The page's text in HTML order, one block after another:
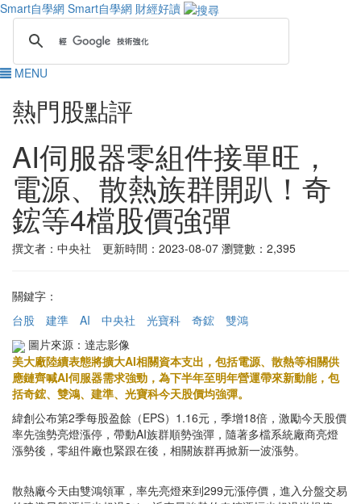
Smart自學網 Smart自學網 財經好讀
MENU
熱門股點評
AI伺服器零組件接單旺，
電源、散熱族群開趴！奇
鋐等4檔股價強彈
撰文者：中央社 更新時間：2023-08-07 瀏覽數：2,395
關鍵字：
台股
建準 AI 中央社 光寶科 奇鋐
雙鴻
圖片來源：達志影像
美大廠陸續表態將擴大AI相關資本支出，包括電源、散熱等相關供
應鏈齊喊AI伺服器需求強勁，為下半年至明年營運帶來新動能，包
括奇鋐、雙鴻、建準、光寶科今天股價均強彈。
緯創公布第2季每股盈餘（EPS）1.16元，季增18倍，激勵今天股價
率先強勢亮燈漲停，帶動AI族群順勢強彈，隨著多檔系統廠商亮燈
漲勢後，零組件廠也緊跟在後，相關族群再掀新一波漲勢。
散熱廠今天由雙鴻領軍，率先亮燈來到299元漲停價，進入分盤交易